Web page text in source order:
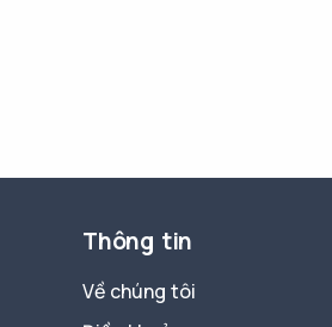
Thông tin
Về chúng tôi